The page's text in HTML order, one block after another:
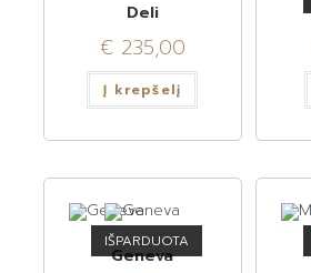
Deli
€235,00
Į krepšelį
IŠPARDUOTA
Geneva